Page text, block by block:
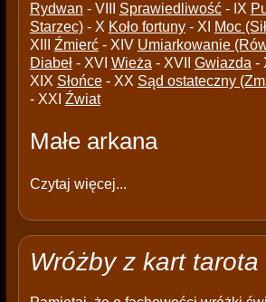
Rydwan - VIII Sprawiedliwość- IX
Starzec)- X Koło fortuny- XI Moc
XIII Źmierć- XIV Umiarkowanie
Diabeł- XVI Wieża - XVII Gwiazda -
XIX Słońce- XX Sąd ostateczny
- XXI Źwiat
Małe arkana
Czytaj więcej...
Wróżby z kart tarota